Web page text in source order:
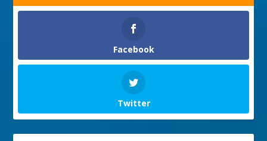
Facebook
Twitter